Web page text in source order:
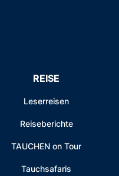
REISE
Leserreisen
Reiseberichte
TAUCHEN on Tour
Tauchsafaris